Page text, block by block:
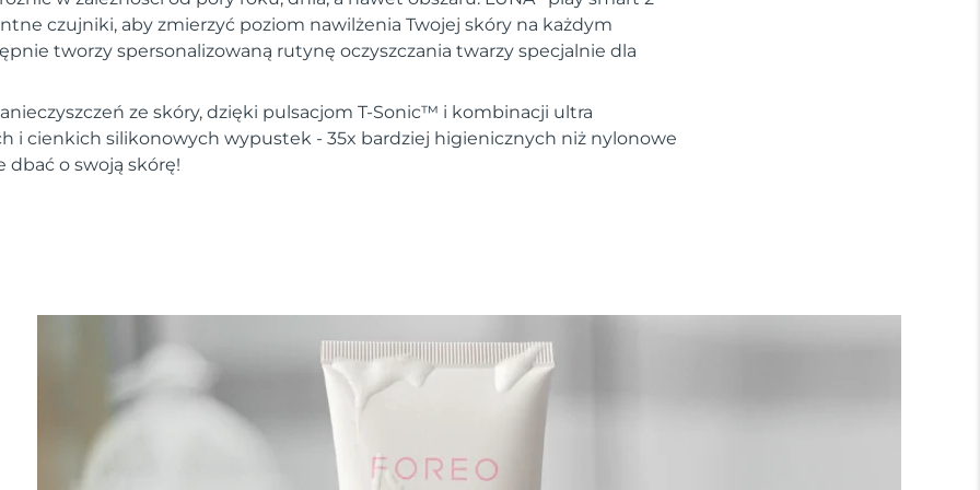
czujniki, aby zmierzyć poziom nawilżenia Twojej skóry na każdym
tworzy spersonalizowaną rutynę oczyszczania twarzy specjalnie dla
ze skóry, dzięki pulsacjom T-Sonic™ i kombinacji ultra
i cienkich silikonowych wypustek - 35x bardziej higienicznych niż nylonowe
dbać o swoją skórę!